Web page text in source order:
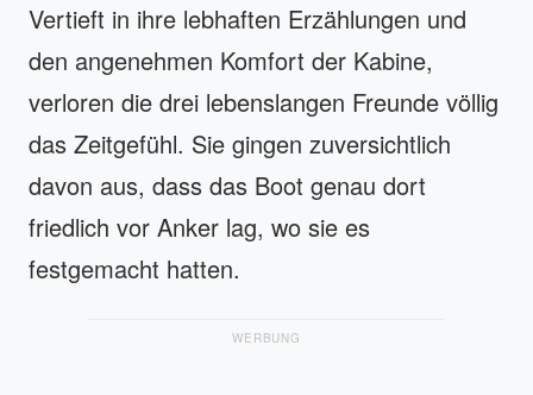
Vertieft in ihre lebhaften Erzählungen und
den angenehmen Komfort der Kabine,
verloren die drei lebenslangen Freunde völlig
das Zeitgefühl. Sie gingen zuversichtlich
davon aus, dass das Boot genau dort
friedlich vor Anker lag, wo sie es
festgemacht hatten.
WERBUNG